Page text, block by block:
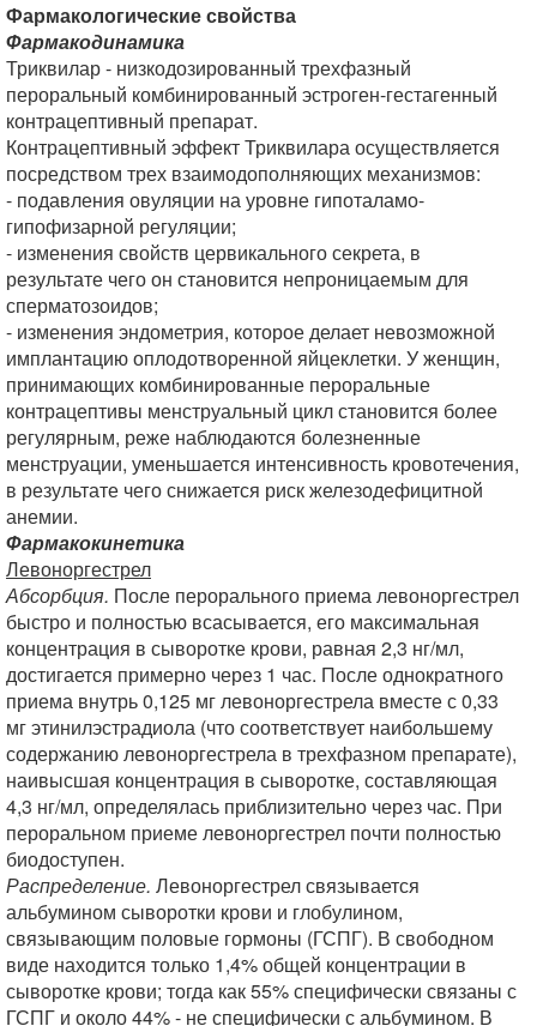
Фармакологические свойства
Фармакодинамика
Триквилар - низкодозированный трехфазный
пероральный комбинированный эстроген-гестагенный
контрацептивный препарат.
Контрацептивный эффект Триквилара осуществляется
посредством трех взаимодополняющих механизмов:
- подавления овуляции на уровне гипоталамо-
гипофизарной регуляции;
- изменения свойств цервикального секрета, в
результате чего он становится непроницаемым для
сперматозоидов;
- изменения эндометрия, которое делает невозможной
имплантацию оплодотворенной яйцеклетки. У женщин,
принимающих комбинированные пероральные
контрацептивы менструальный цикл становится более
регулярным, реже наблюдаются болезненные
менструации, уменьшается интенсивность кровотечения,
в результате чего снижается риск железодефицитной
анемии.
Фармакокинетика
Левоноргестрел
Абсорбция. После перорального приема левоноргестрел
быстро и полностью всасывается, его максимальная
концентрация в сыворотке крови, равная 2,3 нг/мл,
достигается примерно через 1 час. После однократного
приема внутрь 0,125 мг левоноргестрела вместе с 0,33
мг этинилэстрадиола (что соответствует наибольшему
содержанию левоноргестрела в трехфазном препарате),
наивысшая концентрация в сыворотке, составляющая
4,3 нг/мл, определялась приблизительно через час. При
пероральном приеме левоноргестрел почти полностью
биодоступен.
Распределение. Левоноргестрел связывается
альбумином сыворотки крови и глобулином,
связывающим половые гормоны (ГСПГ). В свободном
виде находится только 1,4% общей концентрации в
сыворотке крови; тогда как 55% специфически связаны с
ГСПГ и около 44% - не специфически с альбумином. В